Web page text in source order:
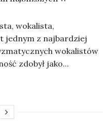
wokalista,
jednym z najbardziej
wokalistów
zdobył jako...